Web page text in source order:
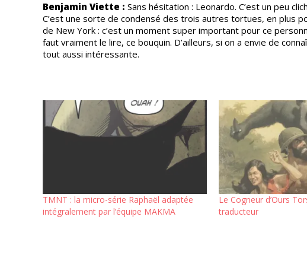
Benjamin Viette : Sans hésitation : Leonardo. C’est un peu
C’est une sorte de condensé des trois autres tortues, en plus
de New York : c’est un moment super important pour ce
faut vraiment le lire, ce bouquin. D’ailleurs, si on a envie de
tout aussi intéressante.
TMNT : la micro-série Raphaël adaptée
intégralement par l’équipe MAKMA
Le Cogneur d’Ours
traducteur